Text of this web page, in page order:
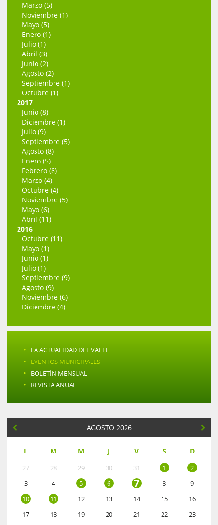
Marzo (5)
Noviembre (1)
Mayo (5)
Enero (1)
Julio (1)
Abril (3)
Junio (2)
Agosto (2)
Septiembre (1)
Octubre (1)
2017
Junio (8)
Diciembre (1)
Julio (9)
Septiembre (5)
Agosto (8)
Enero (5)
Febrero (8)
Marzo (4)
Octubre (4)
Noviembre (5)
Mayo (6)
Abril (11)
2016
Octubre (11)
Mayo (1)
Junio (1)
Julio (1)
Septiembre (9)
Agosto (9)
Noviembre (6)
Diciembre (4)
· LA ACTUALIDAD DEL VALLE
· EVENTOS MUNICIPALES
· BOLETÍN MENSUAL
· REVISTA ANUAL
AGOSTO 2026
L M M J V S D
27 28 29 30 31 1
2
3
4 5 6 7 8
9
10
11 12 13 14 15
16
17
18 19 20 21 22
23